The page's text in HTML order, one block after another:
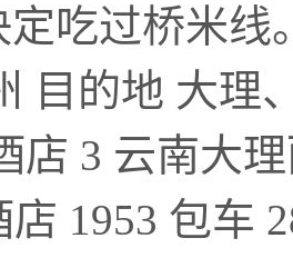
吃过桥米
目的地 大理
店 3 云南大
店 1953 包车